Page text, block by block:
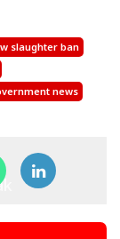
slaughter ban
news